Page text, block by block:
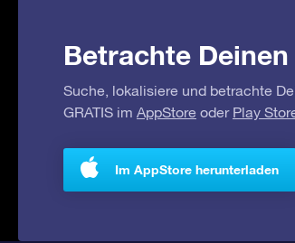
Betrachte
Suche, lokalisiere und betrachte
GRATIS im AppStore oder Play
Im AppStore herunterladen